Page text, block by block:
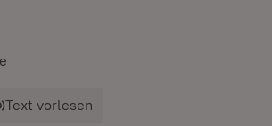
Text vorlesen